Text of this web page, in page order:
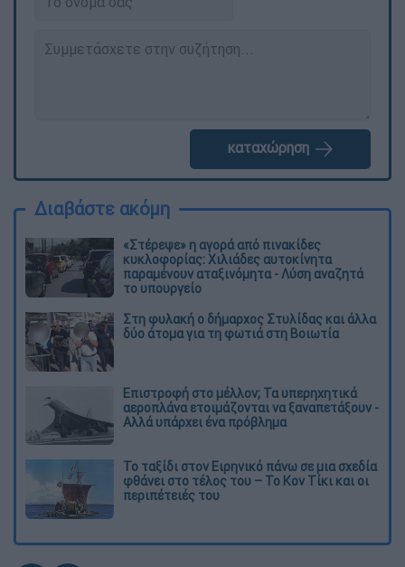
καταχώρηση
Διαβάστε ακόμη
«Στέρεψε» η αγορά από πινακίδες
κυκλοφορίας: Χιλιάδες αυτοκίνητα
παραμένουν αταξινόμητα - Λύση αναζητά
το υπουργείο
Στη φυλακή ο δήμαρχος Στυλίδας και άλλα
δύο άτομα για τη φωτιά στη Βοιωτία
Επιστροφή στο μέλλον; Τα υπερηχητικά
αεροπλάνα ετοιμάζονται να ξαναπετάξουν -
Αλλά υπάρχει ένα πρόβλημα
Το ταξίδι στον Ειρηνικό πάνω σε μια σχεδία
φθάνει στο τέλος του – Το Κον Τίκι και οι
περιπέτειές του